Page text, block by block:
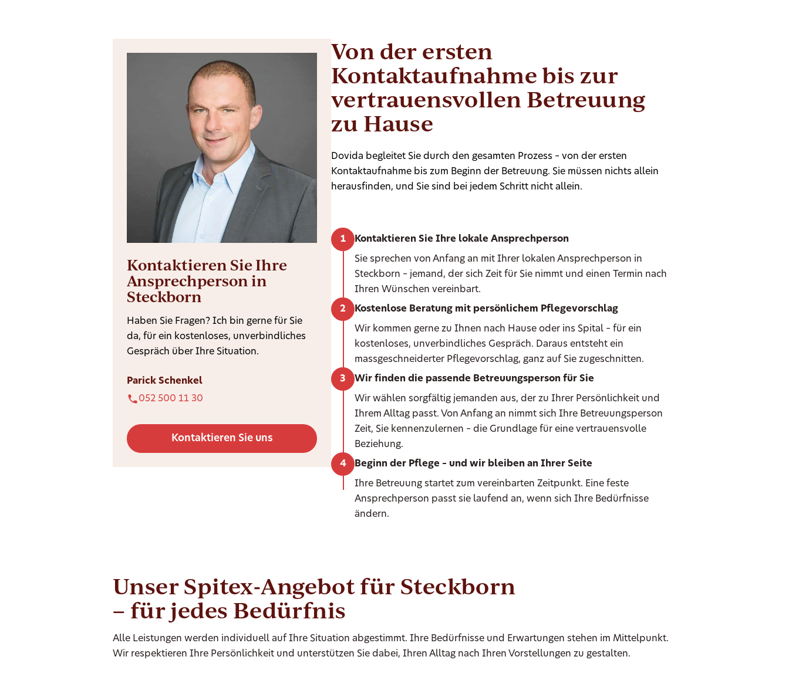
Kontaktieren Sie Ihre
Ansprechperson in
Steckborn
Haben Sie Fragen? Ich bin gerne für Sie
da, für ein kostenloses, unverbindliches
Gespräch über Ihre Situation.
Parick Schenkel
052 500 11 30
Kontaktieren Sie uns
Von der ersten
Kontaktaufnahme bis zur
vertrauensvollen Betreuung
zu Hause
Dovida begleitet Sie durch den gesamten Prozess – von der ersten
Kontaktaufnahme bis zum Beginn der Betreuung. Sie müssen nichts allein
herausfinden, und Sie sind bei jedem Schritt nicht allein.
Kontaktieren Sie Ihre lokale Ansprechperson
Sie sprechen von Anfang an mit Ihrer lokalen Ansprechperson in
Steckborn – jemand, der sich Zeit für Sie nimmt und einen Termin nach
Ihren Wünschen vereinbart.
Kostenlose Beratung mit persönlichem Pflegevorschlag
Wir kommen gerne zu Ihnen nach Hause oder ins Spital – für ein
kostenloses, unverbindliches Gespräch. Daraus entsteht ein
massgeschneiderter Pflegevorschlag, ganz auf Sie zugeschnitten.
Wir finden die passende Betreuungsperson für Sie
Wir wählen sorgfältig jemanden aus, der zu Ihrer Persönlichkeit und
Ihrem Alltag passt. Von Anfang an nimmt sich Ihre Betreuungsperson
Zeit, Sie kennenzulernen – die Grundlage für eine vertrauensvolle
Beziehung.
Beginn der Pflege – und wir bleiben an Ihrer Seite
Ihre Betreuung startet zum vereinbarten Zeitpunkt. Eine feste
Ansprechperson passt sie laufend an, wenn sich Ihre Bedürfnisse
ändern.
Unser Spitex-Angebot für Steckborn
– für jedes Bedürfnis
Alle Leistungen werden individuell auf Ihre Situation abgestimmt. Ihre Bedürfnisse und Erwartungen stehen im Mittelpunkt.
Wir respektieren Ihre Persönlichkeit und unterstützen Sie dabei, Ihren Alltag nach Ihren Vorstellungen zu gestalten.